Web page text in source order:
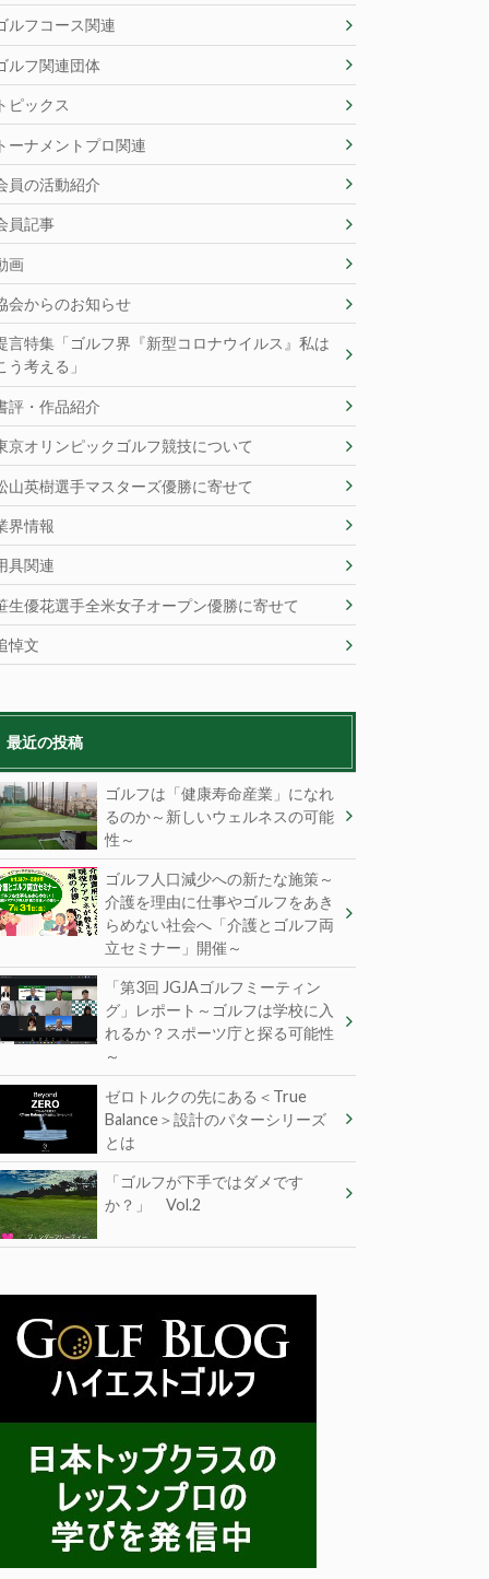
ルフコース関連
ルフ関連団体
トピックス
トーナメントプロ関連
員の活動紹介
員記事
画
会からのお知らせ
言特集「ゴルフ界『新型コロナウイルス』私は
う考える」
評・作品紹介
京オリンピックゴルフ競技について
山英樹選手マスターズ優勝に寄せて
界情報
具関連
生優花選手全米女子オープン優勝に寄せて
悼文
最近の投稿
ゴルフは「健康寿命産業」になれ
るのか～新しいウェルネスの可能
性～
ゴルフ人口減少への新たな施策～
介護を理由に仕事やゴルフをあき
らめない社会へ「介護とゴルフ両
立セミナー」開催～
「第3回 JGJAゴルフミーティン
グ」レポート～ゴルフは学校に入
れるか？スポーツ庁と探る可能性
～
ゼロトルクの先にある＜True
Balance＞設計のパターシリーズ
とは
「ゴルフが下手ではダメです
か？」 Vol.2